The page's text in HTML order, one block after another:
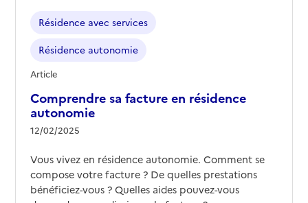
Mis à jour le : 28/11/2025
Résidence autonomie le Belvédère
Adresse
40 rue de la Liberté
Contact
Site internet
Rapport HAS
Voir les prix et prestations
Comprendre sa facture en résidence
autonomie
12/02/2025
Résidence avec services
Résidence autonomie
Article
Vous vivez en résidence autonomie. Comment se
compose votre facture ? De quelles prestations
bénéficiez-vous ? Quelles aides pouvez-vous